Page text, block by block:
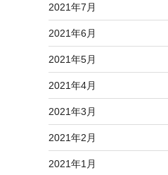
2021年7月
2021年6月
2021年5月
2021年4月
2021年3月
2021年2月
2021年1月